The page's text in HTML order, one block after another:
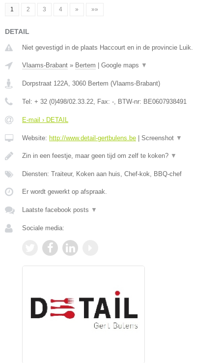
1 2 3 4 » »»
DETAIL
Niet gevestigd in de plaats Haccourt en in de provincie Luik.
Vlaams-Brabant » Bertem Google maps ▼
Dorpstraat 122A, 3060 Bertem (Vlaams-Brabant)
Tel: + 32 (0)498/02.33.22, Fax: -, BTW-nr: BE0607938491
E-mail › DETAIL
Website: http://www.detail-gertbulens.be Screenshot ▼
Zin in een feestje, maar geen tijd om zelf te koken? ▼
Diensten: Traiteur, Koken aan huis, Chef-kok, BBQ-chef
Er wordt gewerkt op afspraak.
Laatste facebook posts ▼
Sociale media: